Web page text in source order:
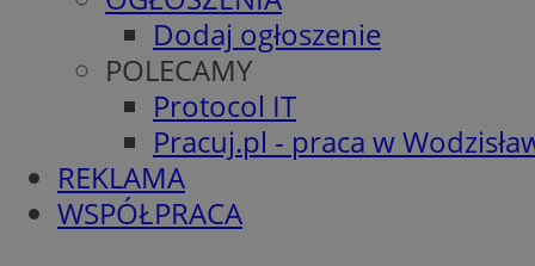
Dodaj ogłoszenie
POLECAMY
Protocol IT
Pracuj.pl - praca w
REKLAMA
WSPÓŁPRACA